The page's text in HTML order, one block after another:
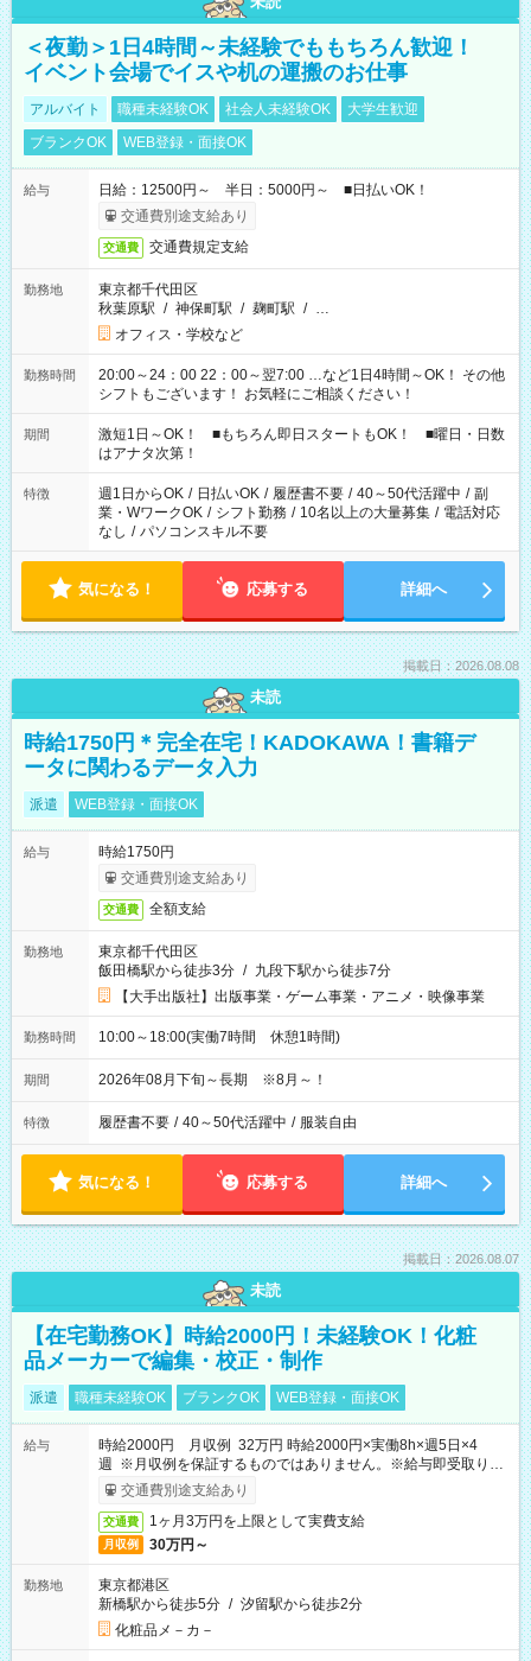
＜夜勤＞1日4時間～未経験でももちろん歓迎！
イベント会場でイスや机の運搬のお仕事
アルバイト 職種未経験OK 社会人未経験OK
大学生歓迎
ブランクOK
WEB登録・面接OK
給与
日給：12500円～ 半日：5000円～ ■日払いOK！
交通費別途支給あり
交通費 交通費規定支給
勤務地
東京都千代田区
秋葉原駅 / 神保町駅 / 麹町駅 / …
オフィス・学校など
勤務時間
20:00～24：00 22：00～翌7:00 …など1日4時間～OK！ その他
シフトもございます！ お気軽にご相談ください！
期間
激短1日～OK！ ■もちろん即日スタートもOK！ ■曜日・日数
はアナタ次第！
特徴 週1日からOK / 日払いOK / 履歴書不要 / 40～50代活躍中 / 副
業・WワークOK / シフト勤務 / 10名以上の大量募集 / 電話対応
なし / パソコンスキル不要
気になる！ 応募する 詳細へ
掲載日：2026.08.08
未読
時給1750円＊完全在宅！KADOKAWA！書籍デ
ータに関わるデータ入力
派遣 WEB登録・面接OK
給与
時給1750円
交通費別途支給あり
交通費 全額支給
勤務地
東京都千代田区
飯田橋駅から徒歩3分 / 九段下駅から徒歩7分
【大手出版社】出版事業・ゲーム事業・アニメ・映像事業
勤務時間 10:00～18:00(実働7時間 休憩1時間)
期間 2026年08月下旬～長期 ※8月～！
特徴 履歴書不要 / 40～50代活躍中 / 服装自由
気になる！ 応募する 詳細へ
掲載日：2026.08.07
未読
【在宅勤務OK】時給2000円！未経験OK！化粧
品メーカーで編集・校正・制作
派遣 職種未経験OK ブランクOK WEB登録・面接OK
給与
時給2000円 月収例 32万円 時給2000円×実働8h×週5日×4
週 ※月収例を保証するものではありません。※給与即受取りサ
ービス利用可（利用条件有）
交通費別途支給あり
交通費 1ヶ月3万円を上限として実費支給
月収例 30万円～
勤務地
東京都港区
新橋駅から徒歩5分 / 汐留駅から徒歩2分
化粧品メ－カ－